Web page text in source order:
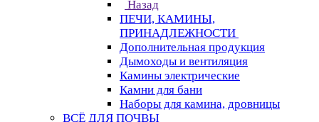
Назад
ПЕЧИ, КАМИНЫ,
ПРИНАДЛЕЖНОСТИ
Дополнительная продукция
Дымоходы и вентиляция
Камины электрические
Камни для бани
Наборы для камина, дровницы
ВСЁ ДЛЯ ПОЧВЫ